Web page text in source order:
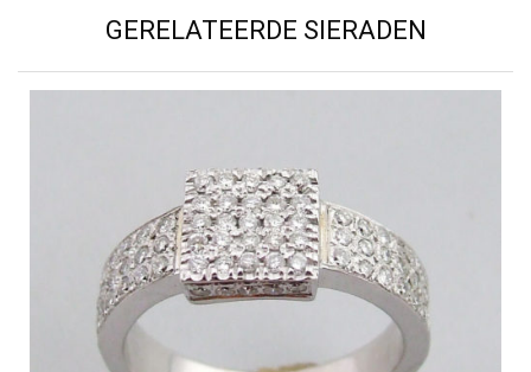
GERELATEERDE SIERADEN